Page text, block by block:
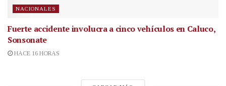
NACIONALES
Fuerte accidente involucra a cinco vehículos en Caluco,
Sonsonate
HACE 16 HORAS